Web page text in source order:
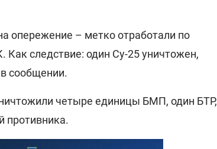
опережение – метко отработали по
следствие: один Су-25 уничтожен,
сообщении.
четыре единицы БМП, один БТР,
противника.